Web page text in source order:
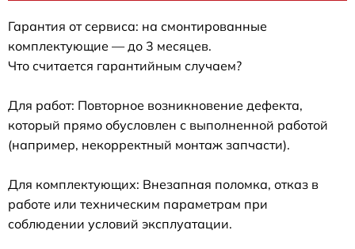
Гарантия от сервиса: на смонтированные
комплектующие — до 3 месяцев.
Что считается гарантийным случаем?
Для работ: Повторное возникновение дефекта,
который прямо обусловлен с выполненной работой
(например, некорректный монтаж запчасти).
Для комплектующих: Внезапная поломка, отказ в
работе или техническим параметрам при
соблюдении условий эксплуатации.